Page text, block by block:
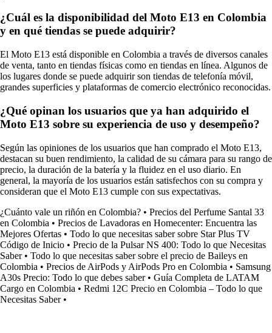
¿Cuál es la disponibilidad del Moto E13 en Colombia
y en qué tiendas se puede adquirir?
El Moto E13 está disponible en Colombia a través de diversos canales
de venta, tanto en tiendas físicas como en tiendas en línea. Algunos de
los lugares donde se puede adquirir son tiendas de telefonía móvil,
grandes superficies y plataformas de comercio electrónico reconocidas.
¿Qué opinan los usuarios que ya han adquirido el
Moto E13 sobre su experiencia de uso y desempeño?
Según las opiniones de los usuarios que han comprado el Moto E13,
destacan su buen rendimiento, la calidad de su cámara para su rango de
precio, la duración de la batería y la fluidez en el uso diario. En
general, la mayoría de los usuarios están satisfechos con su compra y
consideran que el Moto E13 cumple con sus expectativas.
¿Cuánto vale un riñón en Colombia? • Precios del Perfume Santal 33
en Colombia • Precios de Lavadoras en Homecenter: Encuentra las
Mejores Ofertas • Todo lo que necesitas saber sobre Star Plus TV
Código de Inicio • Precio de la Pulsar NS 400: Todo lo que Necesitas
Saber• Todo lo que necesitas saber sobre el precio de Baileys en
Colombia • Precios de AirPods y AirPods Pro en Colombia • Samsung
A30s Precio: Todo lo que debes saber• Guía Completa de LATAM
Cargo en Colombia • Redmi 12C Precio en Colombia – Todo lo que
Necesitas Saber•